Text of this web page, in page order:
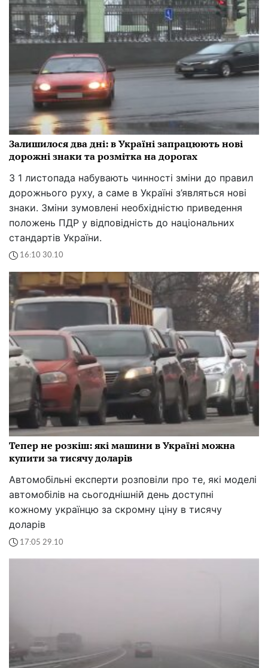
Залишилося два дні: в Україні запрацюють нові
дорожні знаки та розмітка на дорогах
З 1 листопада набувають чинності зміни до правил
дорожнього руху, а саме в Україні з’являться нові
знаки. Зміни зумовлені необхідністю приведення
положень ПДР у відповідність до національних
стандартів України.
16:10 30.10
Тепер не розкіш: які машини в Україні можна
купити за тисячу доларів
Автомобільні експерти розповіли про те, які моделі
автомобілів на сьогоднішній день доступні
кожному українцю за скромну ціну в тисячу
доларів
17:05 29.10